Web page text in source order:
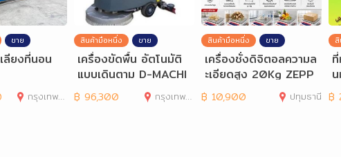
ขาย
ลียงที่นอน
กรุงเทพมหานคร
สินค้ามือหนึ่ง ขาย
เครื่องขัดพื้น อัตโนมัติ
แบบเดินตาม D-MACHI
NE รุ่น DM 466C
฿ 96,300 กรุงเทพมหานคร
สินค้ามือหนึ่ง ขาย
เครื่องชั่งดิจิตอลความล
ะเอียดสูง 20Kg ZEPP
ER รุ่น BCC20001
฿ 10,900 ปทุมธานี ฿